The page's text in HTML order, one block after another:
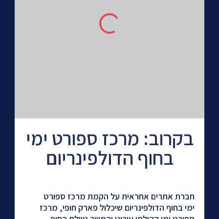
בקרוב: מרכז ספורט ימי
בחוף הדולפינריום
חברת אתרים אחראית על הקמת מרכז ספורט
ימי בחוף הדולפינריום שיכלול פארק חופי, מרכז